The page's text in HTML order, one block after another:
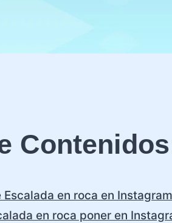
en roca en
en roca poner en